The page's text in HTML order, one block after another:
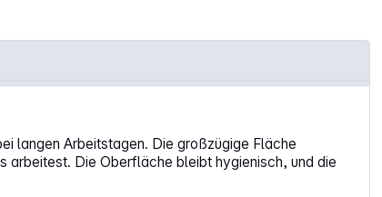
langen Arbeitstagen. Die großzügige Fläche
arbeitest. Die Oberfläche bleibt hygienisch, und die